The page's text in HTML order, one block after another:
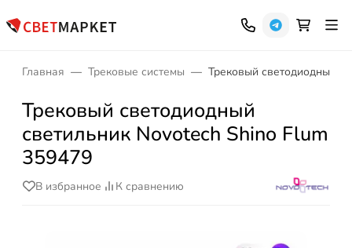
Главная Трековые системы Трековый светодиодный
Трековый светодиодный
светильник Novotech Shino Flum
359479
В избранное К сравнению